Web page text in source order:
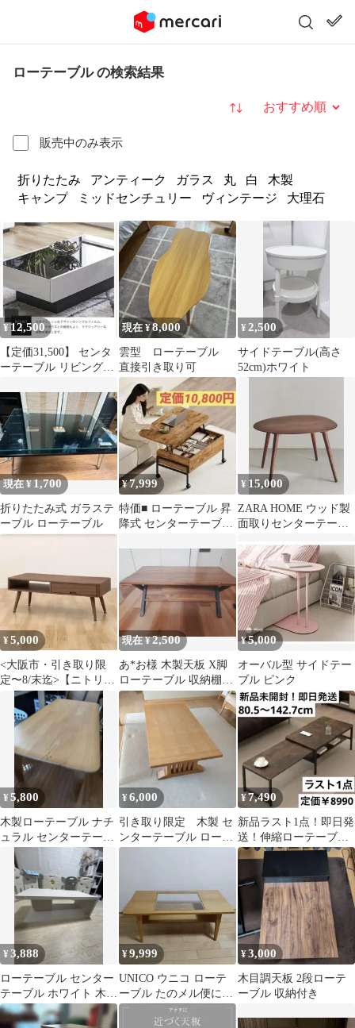
ローテーブル の検索結果
販売中のみ表示
並び替え
折りたたみ アンティーク ガラス 丸 白
木製
キャンプ
ミッドセンチュリー ヴィンテージ 大理石
¥ 12,500
【定価31,500】 センタ
ーテーブル リビングテ
川家具
現在 ¥8,000
雲型 ローテーブル
直接引き取り可
¥ 2,500
サイドテーブル(高さ
52cm)ホワイト
現在 ¥1,700
折りたたみ式 ガラステ
ーブル ローテーブル
¥7,999
特価■ ローテーブル 昇
降式 センターテーブル
付き
¥ 15,000
ZARA HOME ウッド製
面取りセンターテーブ
¥5,000
<大阪市・引き取り限
定〜8/末迄>【ニトリ】
センターテーブル(ホー
プN MBR)
現在 ¥2,500
あ*お様 木製天板 X脚
ローテーブル 収納棚付
き
¥5,000
オーバル型 サイドテー
ブル ピンク
¥5,800
木製ローテーブル ナチ
ュラル センターテーブ
¥6,000
引き取り限定 木製 セ
ンターテーブル ローテ
ーブル
¥7,490
新品ラスト1点！即日発
送！伸縮ローテーブル
幅80.5～142.7cm
¥3,888
ローテーブル センター
テーブル ホワイト 木目
調
¥9,999
UNICO ウニコ ローテ
ーブル たのメル便にて
無料配送
¥3,000
木目調天板 2段ローテ
ーブル 収納付き